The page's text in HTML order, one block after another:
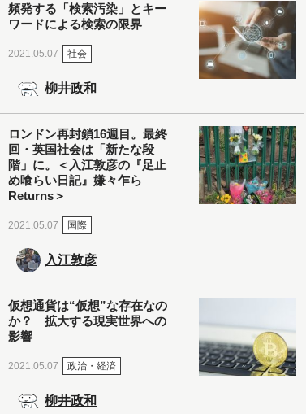
頻発する「検索汚染」とキー
ワードによる検索の限界
2021.05.07 社会
柳井政和
ロンドン再封鎖16週目。最終
回・英国社会は「新たな段
階」に。＜入江敦彦の『足止
め喰らい日記』嫌々乍ら
Returns＞
2021.05.07 国際
入江敦彦
仮想通貨は“仮想”な存在なの
か？ 拡大する現実世界への
影響
2021.05.07 政治・経済
柳井政和